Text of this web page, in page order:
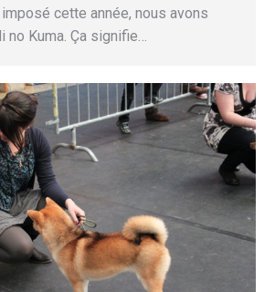
cette année, nous avons
Kuma. Ça signifie…